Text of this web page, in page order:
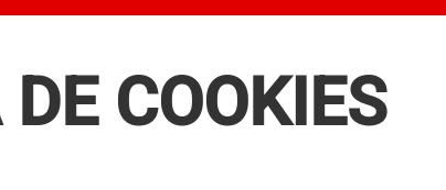
COOKIES